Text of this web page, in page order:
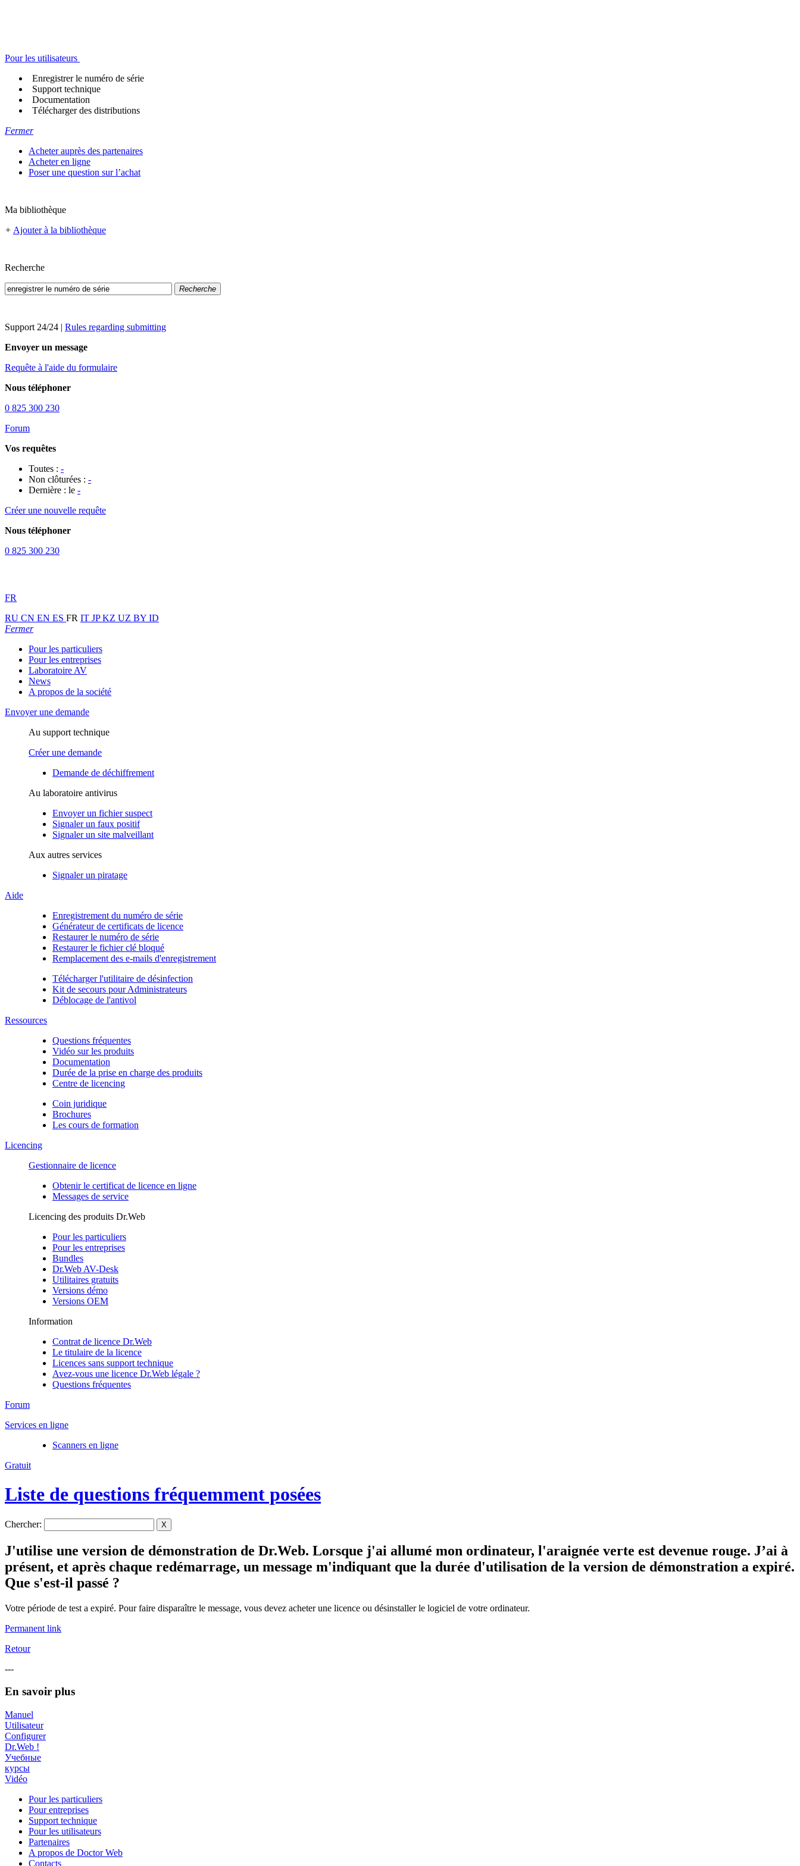
Pour les utilisateurs
Enregistrer le numéro de série
Support technique
Documentation
Télécharger des distributions
Fermer
Acheter auprès des partenaires
Acheter en ligne
Poser une question sur l’achat
Ma bibliothèque
+ Ajouter à la bibliothèque
Recherche
Recherche
Support 24/24 | Rules regarding submitting
Envoyer un message
Requête à l'aide du formulaire
Nous téléphoner
0 825 300 230
Forum
Vos requêtes
Toutes : -
Non clôturées : -
Dernière : le -
Créer une nouvelle requête
Nous téléphoner
0 825 300 230
FR
RU CN EN ES FR IT JPKZ UZ BY ID
Fermer
Pour les particuliers
Pour les entreprises
Laboratoire AV
News
A propos de la société
Envoyer une demande
Au support technique
Créer une demande
Demande de déchiffrement
Au laboratoire antivirus
Envoyer un fichier suspect
Signaler un faux positif
Signaler un site malveillant
Aux autres services
Signaler un piratage
Aide
Enregistrement du numéro de série
Générateur de certificats de licence
Restaurer le numéro de série
Restaurer le fichier clé bloqué
Remplacement des e-mails d'enregistrement
Télécharger l'utilitaire de désinfection
Kit de secours pour Administrateurs
Déblocage de l'antivol
Ressources
Questions fréquentes
Vidéo sur les produits
Documentation
Durée de la prise en charge des produits
Centre de licencing
Coin juridique
Brochures
Les cours de formation
Licencing
Gestionnaire de licence
Obtenir le certificat de licence en ligne
Messages de service
Licencing des produits Dr.Web
Pour les particuliers
Pour les entreprises
Bundles
Dr.Web AV-Desk
Utilitaires gratuits
Versions démo
Versions OEM
Information
Contrat de licence Dr.Web
Le titulaire de la licence
Licences sans support technique
Avez-vous une licence Dr.Web légale ?
Questions fréquentes
Forum
Services en ligne
Scanners en ligne
Gratuit
Liste de questions fréquemment posées
Chercher: X
J'utilise une version de démonstration de Dr.Web. Lorsque j'ai allumé mon ordinateur, l'araignée verte est devenue rouge. J’ai à
présent, et après chaque redémarrage, un message m'indiquant que la durée d'utilisation de la version de démonstration a expiré.
Que s'est-il passé ?
Votre période de test a expiré. Pour faire disparaître le message, vous devez acheter une licence ou désinstaller le logiciel de votre ordinateur.
Permanent link
Retour
---
En savoir plus
Manuel
Utilisateur
Configurer
Dr.Web !
Учебные
курсы
Vidéo
Pour les particuliers
Pour entreprises
Support technique
Pour les utilisateurs
Partenaires
A propos de Doctor Web
Contacts